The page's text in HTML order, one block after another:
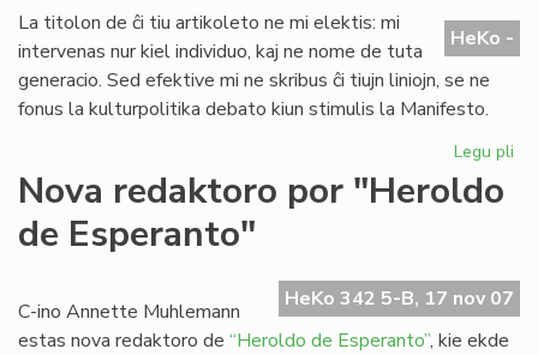
HeKo -
La titolon de ĉi tiu artikoleto ne mi elektis: mi
intervenas nur kiel individuo, kaj ne nome de tuta
generacio. Sed efektive mi ne skribus ĉi tiujn liniojn, se ne
fonus la kulturpolitika debato kiun stimulis la Manifesto.
Legu pli
Nova redaktoro por "Heroldo
de Esperanto"
HeKo 342 5-B, 17 nov 07
C-ino Annette Muhlemann
estas nova redaktoro de “Heroldo de Esperanto”, kie ekde